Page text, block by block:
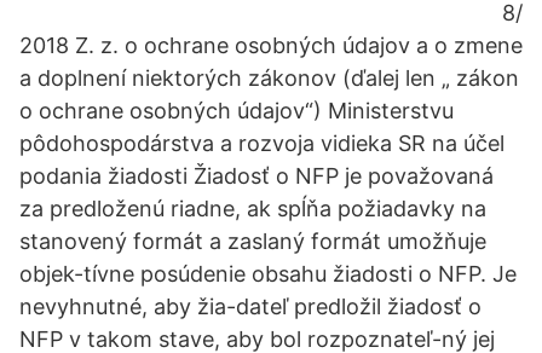
8/
2018 Z. z. o ochrane osobných údajov a o zmene
a doplnení niektorých zákonov (ďalej len „ zákon
o ochrane osobných údajov“) Ministerstvu
pôdohospodárstva a rozvoja vidieka SR na účel
podania žiadosti Žiadosť o NFP je považovaná
za predloženú riadne, ak spĺňa požiadavky na
stanovený formát a zaslaný formát umožňuje
objek-tívne posúdenie obsahu žiadosti o NFP. Je
nevyhnutné, aby žia-dateľ predložil žiadosť o
NFP v takom stave, aby bol rozpoznateľ-ný jej